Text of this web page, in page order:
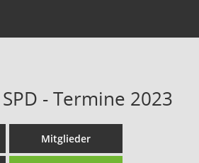
- Termine 2023
Mitglieder